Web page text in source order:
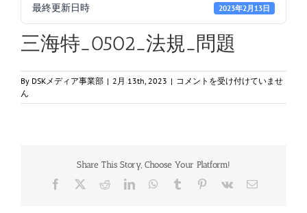
最終更新日時 2023年2月13日
三海特_0502_法規_問題
By DSKメディア事業部 | 2月 13th, 2023 | 三
特
問
題
は
コメントを受け付けていませ
ん
Share This Story, Choose Your Platform!
Facebook RedditLinkedInWhatsApp
Tumblr Pinterest
Vk
電